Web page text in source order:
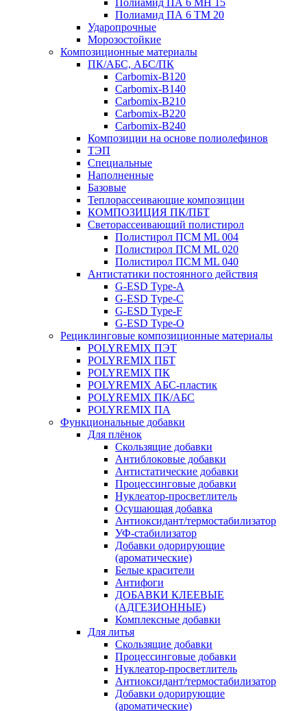
Полиамид ПА 6 МН 15
Полиамид ПА 6 ТМ 20
Ударопрочные
Морозостойкие
Композиционные материалы
ПК/АБС, АБС/ПК
Carbomix-В120
Carbomix-В140
Carbomix-В210
Carbomix-В220
Carbomix-В240
Композиции на основе полиолефинов
ТЭП
Специальные
Наполненные
Базовые
Теплорассеивающие композиции
КОМПОЗИЦИЯ ПК/ПБТ
Светорассеивающий полистирол
Полистирол ПСМ ML 004
Полистирол ПСМ ML 020
Полистирол ПСМ ML 040
Антистатики постоянного действия
G-ESD Type-A
G-ESD Type-C
G-ESD Type-F
G-ESD Type-O
Рециклинговые композиционные материалы
POLYREMIX ПЭТ
POLYREMIX ПБТ
POLYREMIX ПК
POLYREMIX АБС-пластик
POLYREMIX ПК/АБС
POLYREMIX ПА
Функциональные добавки
Для плёнок
Скользящие добавки
Антиблоковые добавки
Антистатические добавки
Процессинговые добавки
Нуклеатор-просветлитель
Осушающая добавка
Антиоксидант/термостабилизатор
УФ-стабилизатор
Добавки одорирующие
(ароматические)
Белые красители
Антифоги
ДОБАВКИ КЛЕЕВЫЕ
(АДГЕЗИОННЫЕ)
Комплексные добавки
Для литья
Скользящие добавки
Процессинговые добавки
Нуклеатор-просветлитель
Антиоксидант/термостабилизатор
Добавки одорирующие
(ароматические)